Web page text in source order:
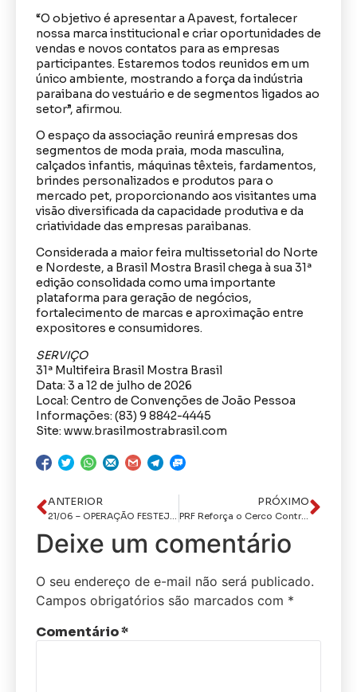
“O objetivo é apresentar a Apavest, fortalecer
nossa marca institucional e criar oportunidades de
vendas e novos contatos para as empresas
participantes. Estaremos todos reunidos em um
único ambiente, mostrando a força da indústria
paraibana do vestuário e de segmentos ligados ao
setor”, afirmou.
O espaço da associação reunirá empresas dos
segmentos de moda praia, moda masculina,
calçados infantis, máquinas têxteis, fardamentos,
brindes personalizados e produtos para o
mercado pet, proporcionando aos visitantes uma
visão diversificada da capacidade produtiva e da
criatividade das empresas paraibanas.
Considerada a maior feira multissetorial do Norte
e Nordeste, a Brasil Mostra Brasil chega à sua 31ª
edição consolidada como uma importante
plataforma para geração de negócios,
fortalecimento de marcas e aproximação entre
expositores e consumidores.
SERVIÇO
31ª Multifeira Brasil Mostra Brasil
Data: 3 a 12 de julho de 2026
Local: Centro de Convenções de João Pessoa
Informações: (83) 9 8842-4445
Site: www.brasilmostrabrasil.com
ANTERIOR
21/06 – OPERAÇÃO FESTEJOS JUNINOS | 18º BPM: POLICIAMENTO REALIZADO EM BOQUEIRÃO, CATURITÉ E SÃO DOMINGOS DO CARIRI
PRÓXIMO
PRF Reforça o Cerco Contra Fraudes Veiculares e Tira Três Veículos Irregulares de Circulação no Agreste
Deixe um comentário
O seu endereço de e-mail não será publicado.
Campos obrigatórios são marcados com *
Comentário*